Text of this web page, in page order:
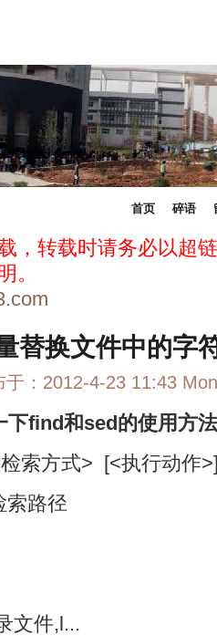
首页 碎语
，转载时请务必以超
。
替换文件中的字
于：2012-4-23 11:43
下find和sed的使用方法
索方式> [<执行动作
索路径
文件,l...